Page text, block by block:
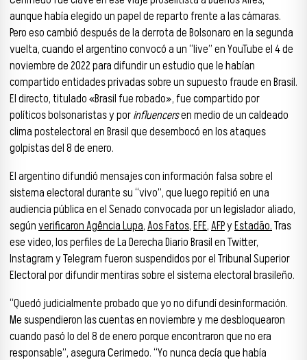
aunque había elegido un papel de reparto frente a las cámaras.
Pero eso cambió después de la derrota de Bolsonaro en la segunda
vuelta, cuando el argentino convocó a un “live” en YouTube el 4 de
noviembre de 2022 para difundir un estudio que le habían
compartido entidades privadas sobre un supuesto fraude en Brasil.
El directo, titulado «Brasil fue robado», fue compartido por
políticos bolsonaristas y porinfluencersen medio de un caldeado
clima postelectoral en Brasil que desembocó en los ataques
golpistas del 8 de enero.
El argentino difundió mensajes con información falsa sobre el
sistema electoral durante su “vivo”, que luego repitió en una
audiencia pública en el Senado convocada por un legislador aliado,
segúnverificaron Agência Lupa,Aos Fatos,EFE,AFPyEstadão.Tras
ese video, los perfiles de La Derecha Diario Brasil en Twitter,
Instagram y Telegram fueron suspendidos por el Tribunal Superior
Electoral por difundir mentiras sobre el sistema electoral brasileño.
“Quedó judicialmente probado que yo no difundí desinformación.
Me suspendieron las cuentas en noviembre y me desbloquearon
cuando pasó lo del 8 de enero porque encontraron que no era
responsable”, asegura Cerimedo. “Yo nunca decía que había